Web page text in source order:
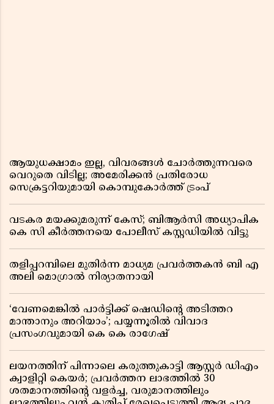
ആയുധക്ഷാമം ഇല്ല, വിവരങ്ങൾ ചോർത്തുന്നവരെ
വെറുതെ വിടില്ല; അമേരിക്കൻ പ്രതിരോധ
സെക്രട്ടറിയുമായി കൊമ്പുകോർത്ത് ട്രംപ്
വടകര മയക്കുമരുന്ന് കേസ്; ബിആർസി അധ്യാപിക
കെ സി കീർത്തനയെ പോലീസ് കസ്റ്റഡിയിൽ വിട്ടു
തളിപ്പറമ്പിലെ മുതിർന്ന മാധ്യമ പ്രവർത്തകൻ ബി എ
അലി മൊഗ്രാൽ നിര്യാതനായി
‘വേണമെങ്കിൽ പാർട്ടിക്ക് ഷെഡിൻ്റെ അടിത്തറ
മാന്താനും അറിയാം’; പയ്യന്നൂരിൽ വിവാദ
പ്രസംഗവുമായി കെ കെ രാഗേഷ്
ലയനത്തിന് പിന്നാലെ കരുത്തുകാട്ടി ആസ്റ്റർ ഡിഎം
ക്വാളിറ്റി കെയർ; പ്രവർത്തന ലാഭത്തിൽ 30
ശതമാനത്തിൻ്റെ വളർച്ച, വരുമാനത്തിലും